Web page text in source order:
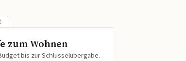
zum Wohnen
bis zur Schlüsselübergabe.